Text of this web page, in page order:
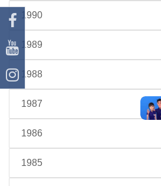
1990
1989
1988
1987
1986
1985